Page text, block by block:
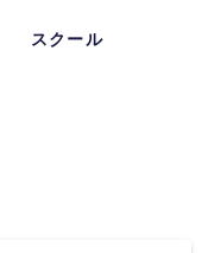
スクール